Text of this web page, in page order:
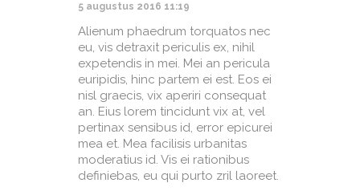
5 augustus 2016 11:19
Alienum phaedrum torquatos nec
eu, vis detraxit periculis ex, nihil
expetendis in mei. Mei an pericula
euripidis, hinc partem ei est. Eos ei
nisl graecis, vix aperiri consequat
an. Eius lorem tincidunt vix at, vel
pertinax sensibus id, error epicurei
mea et. Mea facilisis urbanitas
moderatius id. Vis ei rationibus
definiebas, eu qui purto zril laoreet.